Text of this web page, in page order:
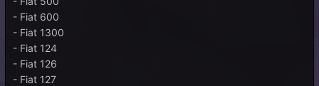
- Fiat 600
- Fiat 1300
- Fiat 124
- Fiat 126
- Fiat 127